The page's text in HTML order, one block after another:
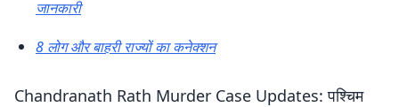
जानकारी
8 लोग और बाहरी राज्यों का कनेक्शन
Chandranath Rath Murder Case Updates: पश्चिम